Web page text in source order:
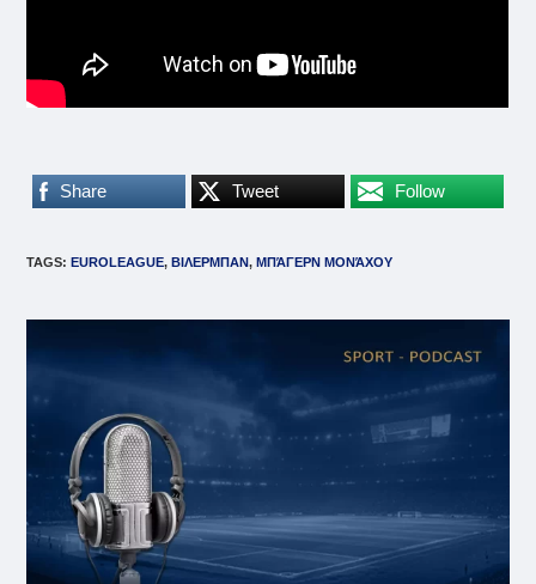
Share Tweet Follow
TAGS: EUROLEAGUE, ΒΙΛΕΡΜΠΑΝ, ΜΠΆΓΕΡΝ ΜΟΝΆΧΟΥ